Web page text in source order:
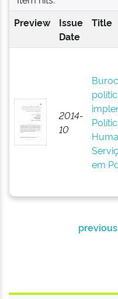
Preview
Issue
Date
Title
2014-
10
em
previous